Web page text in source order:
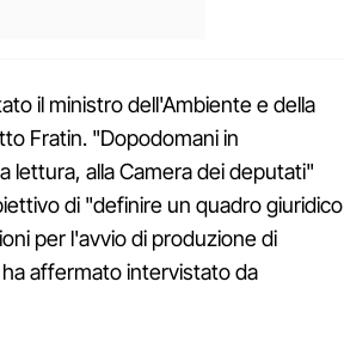
il ministro dell'Ambiente e della
Fratin. "Dopodomani in
lettura, alla Camera dei deputati"
di "definire un quadro giuridico
per l'avvio di produzione di
affermato intervistato da